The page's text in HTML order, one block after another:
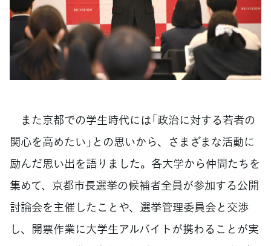
また京都での学生時代には「政治に対する若者の
関心を高めたい」との思いから、さまざまな活動に
励んだ思い出を語りました。各大学から仲間たちを
集めて、京都市長選挙の候補者全員が参加する公開
討論会を主催したことや、選挙管理委員会と交渉
し、開票作業に大学生アルバイトが携わることが実